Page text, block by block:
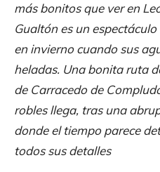
más bonitos que ver en
Gualtón es un
en invierno cuando sus
heladas. Una bonita ruta
de Carracedo de
robles llega, tras una
donde el tiempo parece
todos sus detalles